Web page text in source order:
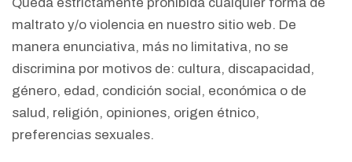
maltrato y/o violencia en nuestro sitio web. De
manera enunciativa, más no limitativa, no se
discrimina por motivos de: cultura, discapacidad,
género, edad, condición social, económica o de
salud, religión, opiniones, origen étnico,
preferencias sexuales.